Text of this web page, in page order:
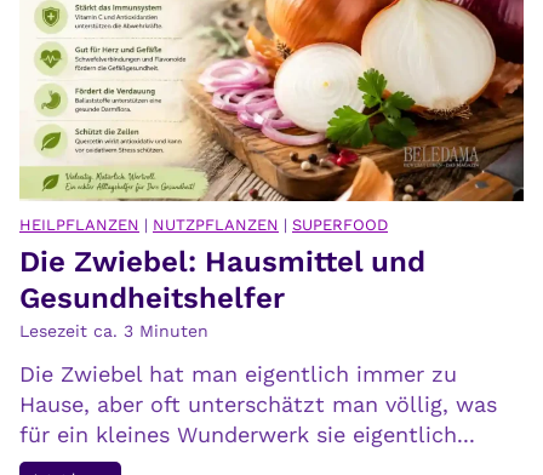
r
b
e
s
s
e
e
r
s
t
e
h
m
e
h
r
T
r
ä
u
m
h
b
e
n
,
HEILPFLANZEN | NUTZPFLANZEN | SUPERFOOD
Die Zwiebel: Hausmittel und
Gesundheitshelfer
Lesezeit ca. 3 Minuten
Die Zwiebel hat man eigentlich immer zu
Hause, aber oft unterschätzt man völlig, was
für ein kleines Wunderwerk sie eigentlich...